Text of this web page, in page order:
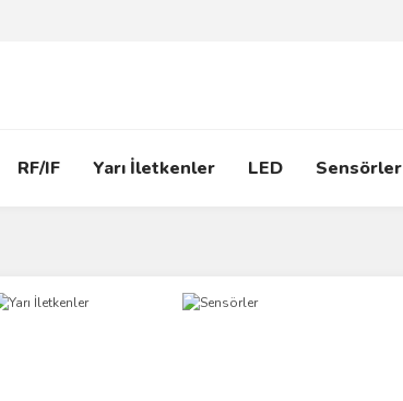
RF/IF Yarı İletkenler LED Sensörler